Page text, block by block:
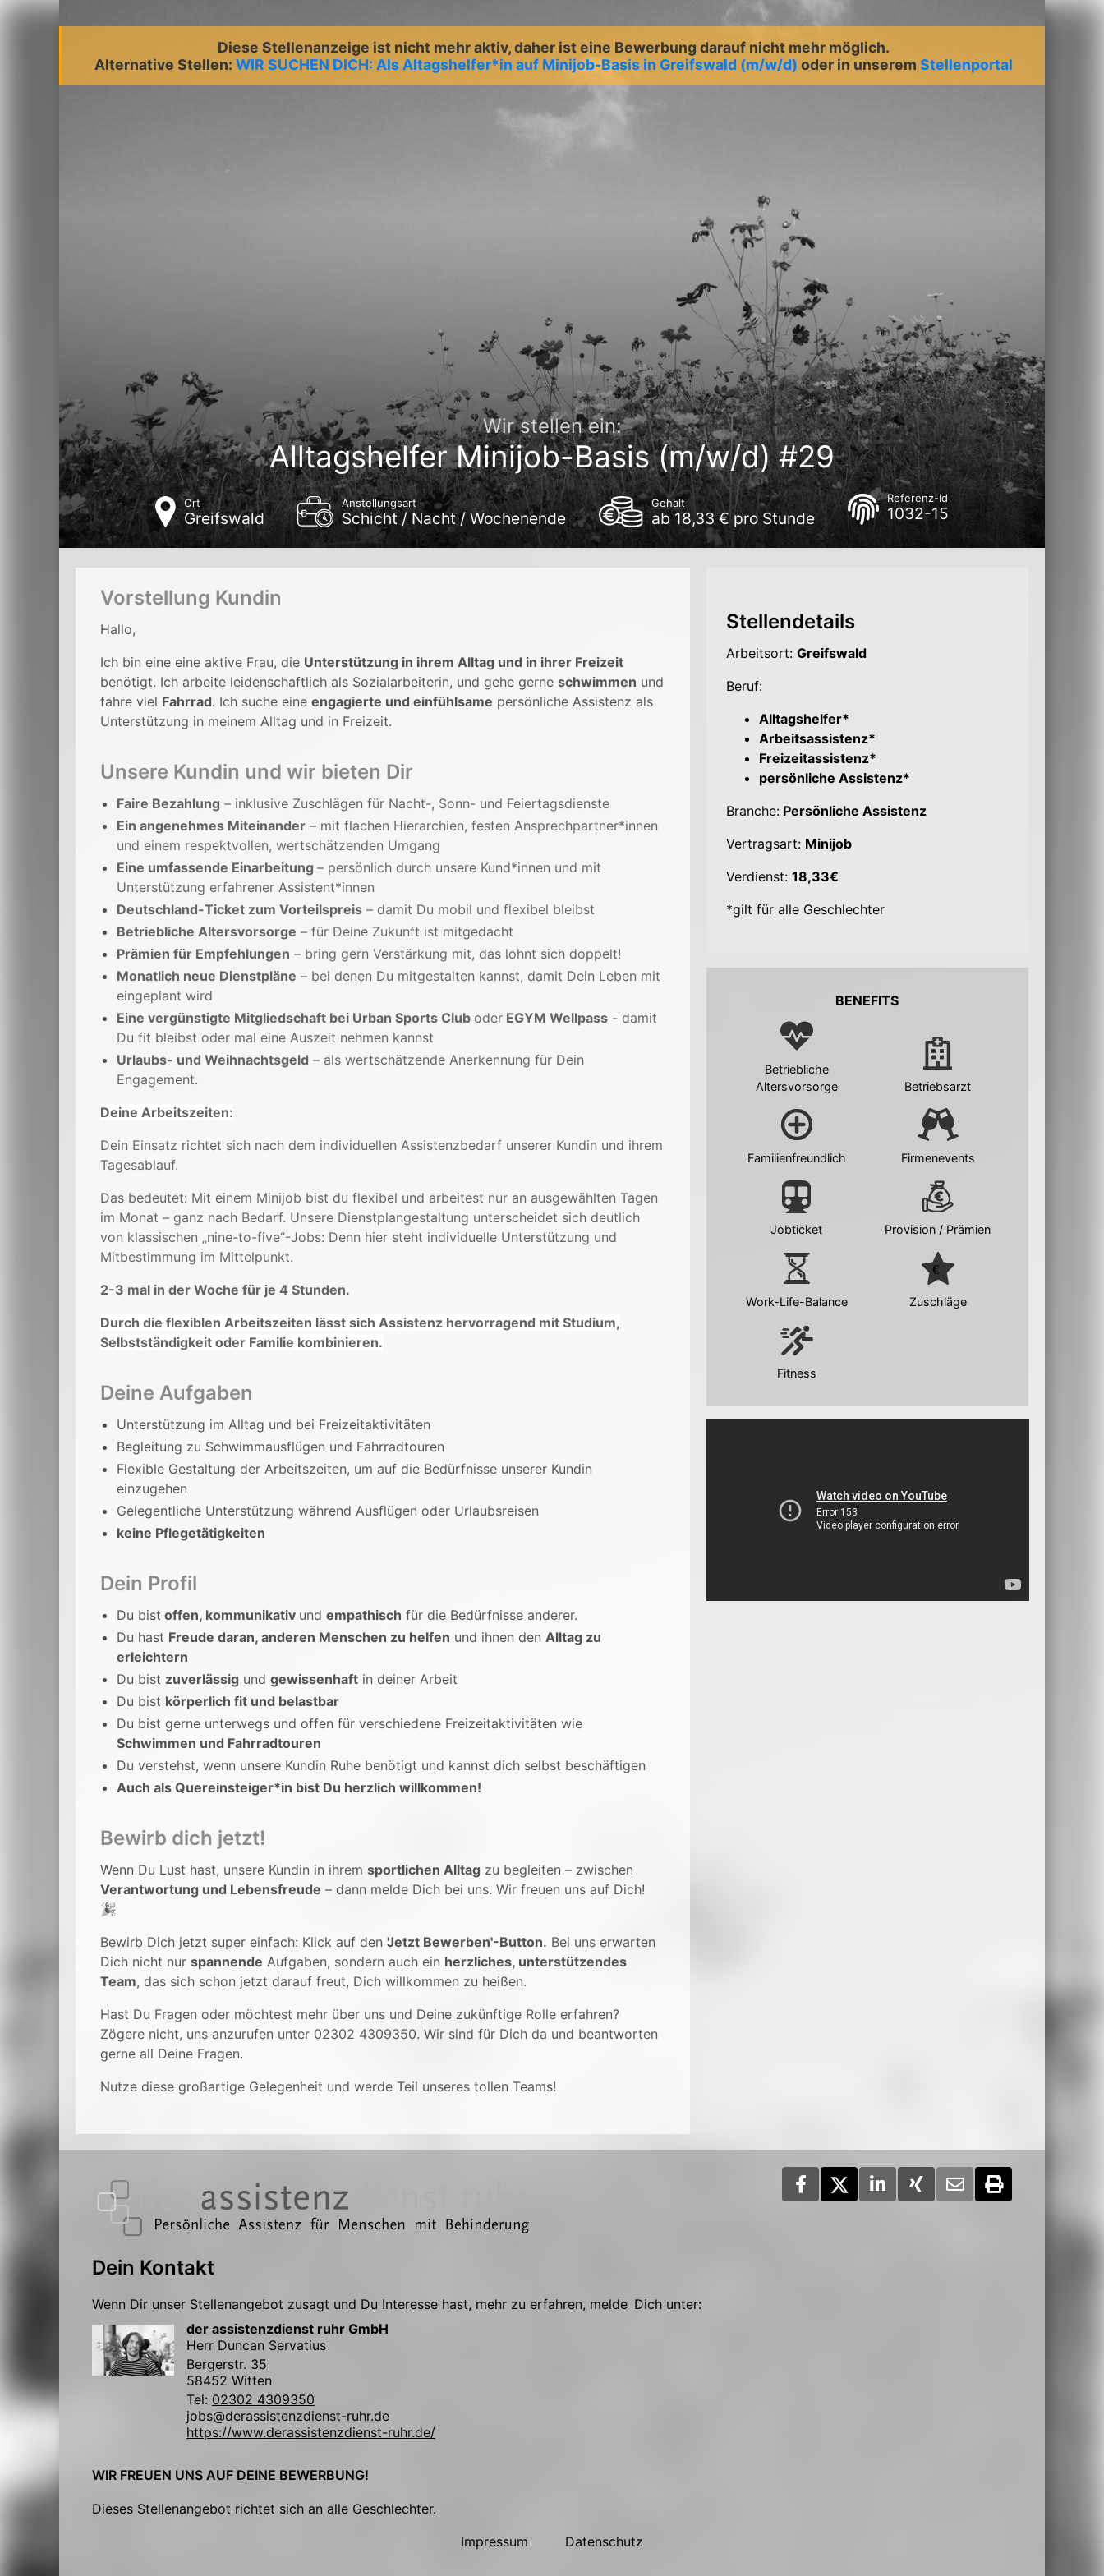
Diese Stellenanzeige ist nicht mehr aktiv, daher ist eine Bewerbung darauf nicht mehr möglich.
Alternative Stellen: WIR SUCHEN DICH: Als Altagshelfer*in auf Minijob-Basis in Greifswald (m/w/d) oder in unserem Stellenportal
Wir stellen ein:
Alltagshelfer Minijob-Basis (m/w/d) #29
Ort
Greifswald
Anstellungsart
Schicht / Nacht / Wochenende
Gehalt
ab 18,33 € pro Stunde
Referenz-Id
1032-15
Vorstellung Kundin
Hallo,
Ich bin eine eine aktive Frau, die Unterstützung in ihrem Alltag und in ihrer Freizeit
benötigt. Ich arbeite leidenschaftlich als Sozialarbeiterin, und gehe gerne schwimmen und
fahre viel Fahrrad. Ich suche eine engagierte und einfühlsame persönliche Assistenz als
Unterstützung in meinem Alltag und in Freizeit.
Unsere Kundin und wir bieten Dir
Faire Bezahlung – inklusive Zuschlägen für Nacht-, Sonn- und Feiertagsdienste
Ein angenehmes Miteinander – mit flachen Hierarchien, festen Ansprechpartner*innen
und einem respektvollen, wertschätzenden Umgang
Eine umfassende Einarbeitung – persönlich durch unsere Kund*innen und mit
Unterstützung erfahrener Assistent*innen
Deutschland-Ticket zum Vorteilspreis – damit Du mobil und flexibel bleibst
Betriebliche Altersvorsorge – für Deine Zukunft ist mitgedacht
Prämien für Empfehlungen – bring gern Verstärkung mit, das lohnt sich doppelt!
Monatlich neue Dienstpläne – bei denen Du mitgestalten kannst, damit Dein Leben mit
eingeplant wird
Eine vergünstigte Mitgliedschaft bei Urban Sports Club oder EGYM Wellpass - damit
Du fit bleibst oder mal eine Auszeit nehmen kannst
Urlaubs- und Weihnachtsgeld – als wertschätzende Anerkennung für Dein
Engagement.
Deine Arbeitszeiten:
Dein Einsatz richtet sich nach dem individuellen Assistenzbedarf unserer Kundin und ihrem
Tagesablauf.
Das bedeutet: Mit einem Minijob bist du flexibel und arbeitest nur an ausgewählten Tagen
im Monat – ganz nach Bedarf. Unsere Dienstplangestaltung unterscheidet sich deutlich
von klassischen „nine-to-five“-Jobs: Denn hier steht individuelle Unterstützung und
Mitbestimmung im Mittelpunkt.
2-3 mal in der Woche für je 4 Stunden.
Durch die flexiblen Arbeitszeiten lässt sich Assistenz hervorragend mit Studium,
Selbstständigkeit oder Familie kombinieren.
Deine Aufgaben
Unterstützung im Alltag und bei Freizeitaktivitäten
Begleitung zu Schwimmausflügen und Fahrradtouren
Flexible Gestaltung der Arbeitszeiten, um auf die Bedürfnisse unserer Kundin
einzugehen
Gelegentliche Unterstützung während Ausflügen oder Urlaubsreisen
keine Pflegetätigkeiten
Dein Profil
Du bist offen, kommunikativ und empathisch für die Bedürfnisse anderer.
Du hast Freude daran, anderen Menschen zu helfen und ihnen den Alltag zu
erleichtern
Du bist zuverlässig und gewissenhaft in deiner Arbeit
Du bist körperlich fit und belastbar
Du bist gerne unterwegs und offen für verschiedene Freizeitaktivitäten wie
Schwimmen und Fahrradtouren
Du verstehst, wenn unsere Kundin Ruhe benötigt und kannst dich selbst beschäftigen
Auch als Quereinsteiger*in bist Du herzlich willkommen!
Bewirb dich jetzt!
Wenn Du Lust hast, unsere Kundin in ihrem sportlichen Alltag zu begleiten – zwischen
Verantwortung und Lebensfreude – dann melde Dich bei uns. Wir freuen uns auf Dich!
🎉
Bewirb Dich jetzt super einfach: Klick auf den 'Jetzt Bewerben'-Button. Bei uns erwarten
Dich nicht nur spannende Aufgaben, sondern auch ein herzliches, unterstützendes
Team, das sich schon jetzt darauf freut, Dich willkommen zu heißen.
Hast Du Fragen oder möchtest mehr über uns und Deine zukünftige Rolle erfahren?
Zögere nicht, uns anzurufen unter 02302 4309350. Wir sind für Dich da und beantworten
gerne all Deine Fragen.
Nutze diese großartige Gelegenheit und werde Teil unseres tollen Teams!
Stellendetails
Arbeitsort: Greifswald
Beruf:
Alltagshelfer*
Arbeitsassistenz*
Freizeitassistenz*
persönliche Assistenz*
Branche:Persönliche Assistenz
Vertragsart: Minijob
Verdienst: 18,33€
*gilt für alle Geschlechter
BENEFITS
Betriebliche
Altersvorsorge
Betriebsarzt
Familienfreundlich Firmenevents
Jobticket Provision / Prämien
Work-Life-Balance Zuschläge
Fitness
Dein Kontakt
Wenn Dir unser Stellenangebot zusagt und Du Interesse hast, mehr zu erfahren, melde Dich unter:
der assistenzdienst ruhr GmbH
Herr Duncan Servatius
Bergerstr. 35
58452 Witten
Tel: 02302 4309350
jobs@derassistenzdienst-ruhr.de
https://www.derassistenzdienst-ruhr.de/
WIR FREUEN UNS AUF DEINE BEWERBUNG!
Dieses Stellenangebot richtet sich an alle Geschlechter.
Impressum
Datenschutz